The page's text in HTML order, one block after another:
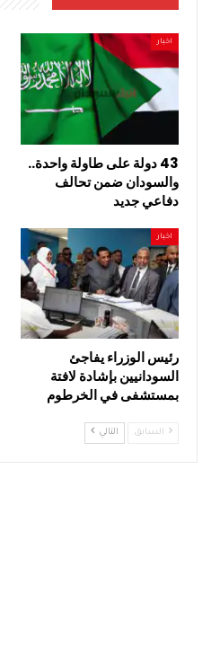
اخبار
43 دولة على طاولة واحدة..
والسودان ضمن تحالف
دفاعي جديد
اخبار
رئيس الوزراء يفاجئ
السودانيين بإشادة لافتة
بمستشفى في الخرطوم
السابق التالي